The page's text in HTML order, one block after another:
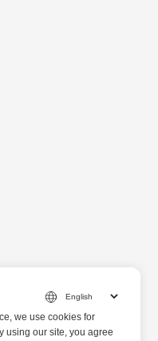
we use cookies for
using our site, you agree